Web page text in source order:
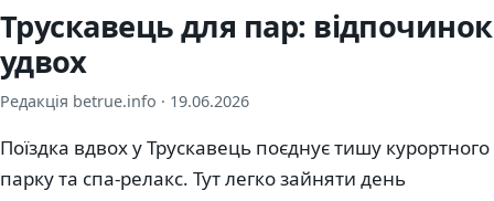
Трускавець для пар: відпочинок
удвох
Редакція betrue.info · 19.06.2026
Поїздка вдвох у Трускавець поєднує тишу курортного
парку та спа-релакс. Тут легко зайняти день